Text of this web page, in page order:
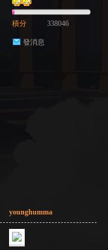
積分 338046
發消息
younghumma